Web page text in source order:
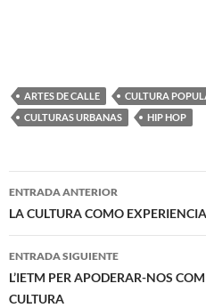
ARTES DE CALLE CULTURA
CULTURAS URBANAS
HIP HOP
Navegación
de
entradas
ENTRADA ANTERIOR
LA CULTURA COMO
ENTRADA SIGUIENTE
L’IETM PER APODERAR-NOS
CULTURA